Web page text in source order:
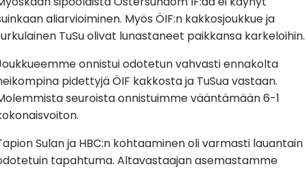
aliarvioiminen. Myös ÖIF:n kakkosjoukkue ja
TuSu olivat lunastaneet paikkansa karkeloihin.
onnistui odotetun vahvasti ennakolta
pidettyjä ÖIF kakkosta ja TuSua vastaan.
seuroista onnistuimme vääntämään 6-1
Sulan ja HBC:n kohtaaminen oli varmasti lauantain
tapahtuma. Altavastaajan asemastamme